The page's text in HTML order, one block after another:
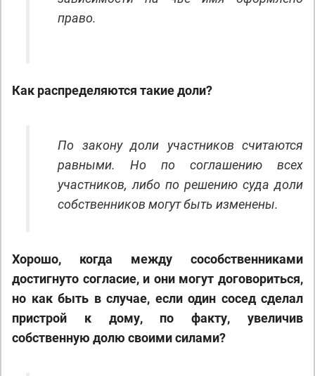
право.
Как распределяются такие доли?
По закону доли участников считаются
равными. Но по соглашению всех
участников, либо по решению суда доли
собственников могут быть изменены.
Хорошо, когда между сособственниками
достигнуто согласие, и они могут договориться,
но как быть в случае, если один сосед сделал
пристрой к дому, по факту, увеличив
собственную долю своими силами?